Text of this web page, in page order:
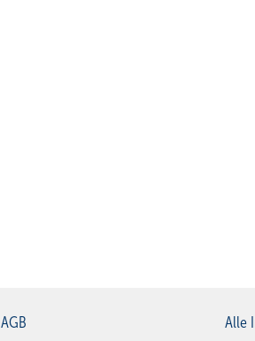
AGB Alle